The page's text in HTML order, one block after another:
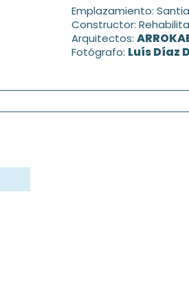
Emplazamiento:
Constructor:
Arquitectos:
Fotógrafo: Luís Díaz